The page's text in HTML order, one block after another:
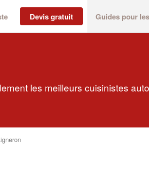
Devis gratuit Guides pour
les meilleurs cuisinistes